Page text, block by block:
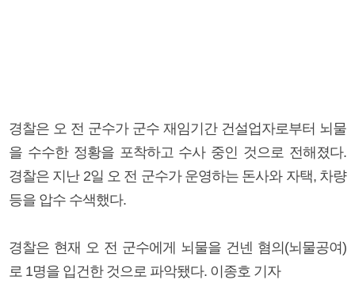
경찰은 오 전 군수가 군수 재임기간 건설업자로부터 뇌물
을 수수한 정황을 포착하고 수사 중인 것으로 전해졌다.
경찰은 지난 2일 오 전 군수가 운영하는 돈사와 자택, 차량
등을 압수 수색했다.
경찰은 현재 오 전 군수에게 뇌물을 건넨 혐의(뇌물공여)
로 1명을 입건한 것으로 파악됐다. 이종호 기자